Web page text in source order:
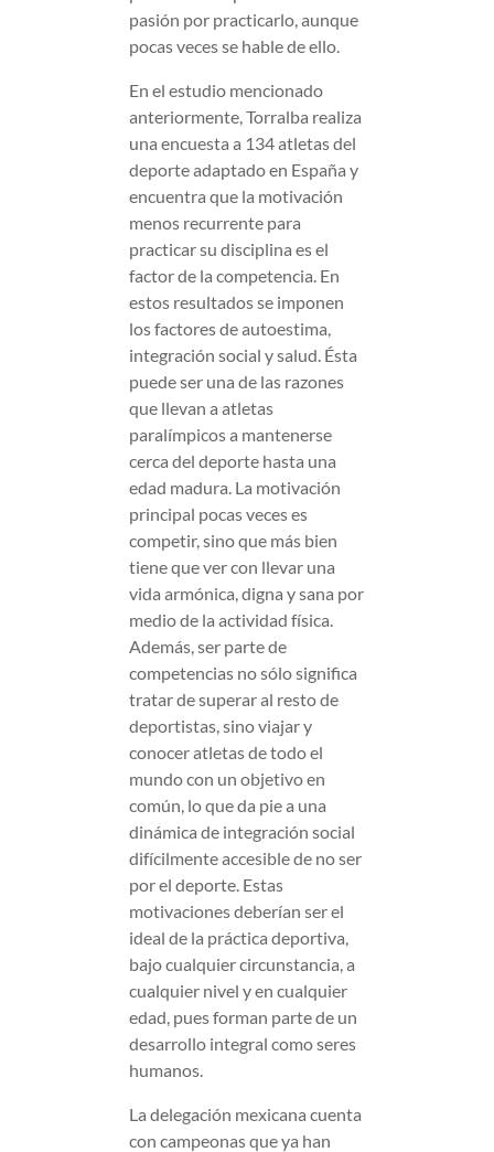
pasión por practicarlo, aunque
pocas veces se hable de ello.
En el estudio mencionado
anteriormente, Torralba realiza
una encuesta a 134 atletas del
deporte adaptado en España y
encuentra que la motivación
menos recurrente para
practicar su disciplina es el
factor de la competencia. En
estos resultados se imponen
los factores de autoestima,
integración social y salud. Ésta
puede ser una de las razones
que llevan a atletas
paralímpicos a mantenerse
cerca del deporte hasta una
edad madura. La motivación
principal pocas veces es
competir, sino que más bien
tiene que ver con llevar una
vida armónica, digna y sana por
medio de la actividad física.
Además, ser parte de
competencias no sólo significa
tratar de superar al resto de
deportistas, sino viajar y
conocer atletas de todo el
mundo con un objetivo en
común, lo que da pie a una
dinámica de integración social
difícilmente accesible de no ser
por el deporte. Estas
motivaciones deberían ser el
ideal de la práctica deportiva,
bajo cualquier circunstancia, a
cualquier nivel y en cualquier
edad, pues forman parte de un
desarrollo integral como seres
humanos.
La delegación mexicana cuenta
con campeonas que ya han